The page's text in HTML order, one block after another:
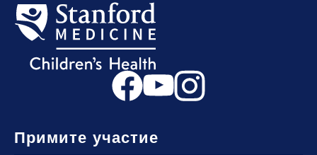
Примите участие